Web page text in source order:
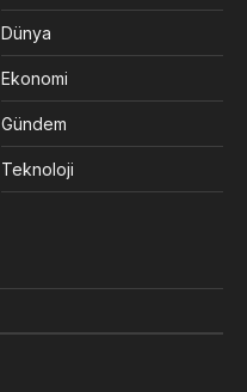
Dünya
Ekonomi
Gündem
Teknoloji